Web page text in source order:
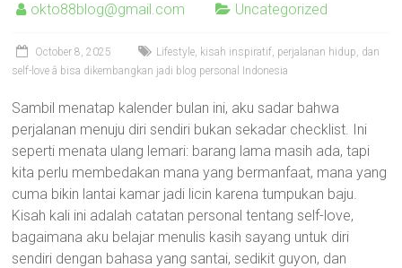
okto88blog@gmail.com Uncategorized
October 8, 2025
Lifestyle, kisah inspiratif, perjalanan hidup, dan
self-love â bisa dikembangkan jadi blog personal Indonesia
Sambil menatap kalender bulan ini, aku sadar bahwa
perjalanan menuju diri sendiri bukan sekadar checklist. Ini
seperti menata ulang lemari: barang lama masih ada, tapi
kita perlu membedakan mana yang bermanfaat, mana yang
cuma bikin lantai kamar jadi licin karena tumpukan baju.
Kisah kali ini adalah catatan personal tentang self-love,
bagaimana aku belajar menulis kasih sayang untuk diri
sendiri dengan bahasa yang santai, sedikit guyon, dan